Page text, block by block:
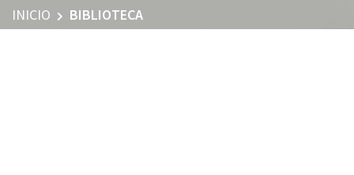
INICIO BIBLIOTECA